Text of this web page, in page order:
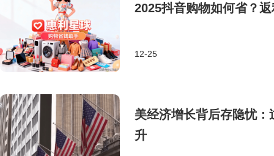
2025抖音购物如何省？
12-25
美经济增长背后存隐忧
升